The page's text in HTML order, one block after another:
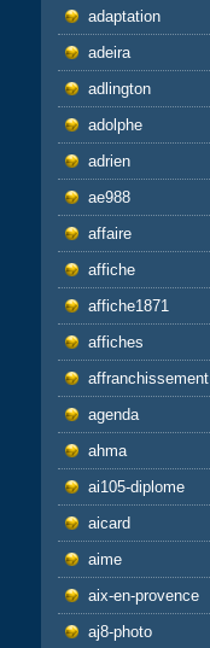
adaptation
adeira
adlington
adolphe
adrien
ae988
affaire
affiche
affiche1871
affiches
affranchissement
agenda
ahma
ai105-diplome
aicard
aime
aix-en-provence
aj8-photo